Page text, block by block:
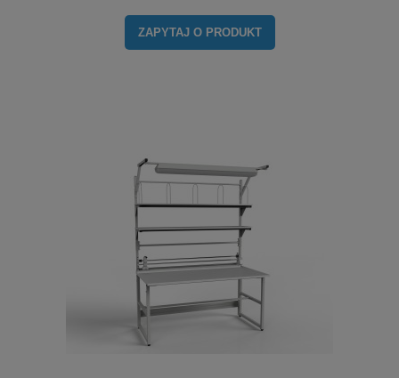
ZAPYTAJ O PRODUKT